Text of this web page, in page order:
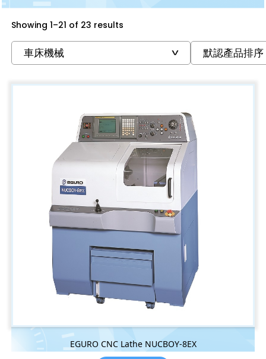
Showing 1–21 of 23 results
EGURO CNC Lathe NUCBOY-8EX